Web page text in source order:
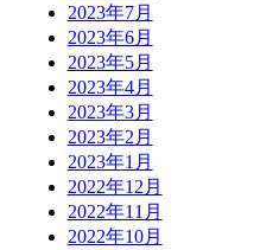
2023年7月
2023年6月
2023年5月
2023年4月
2023年3月
2023年2月
2023年1月
2022年12月
2022年11月
2022年10月